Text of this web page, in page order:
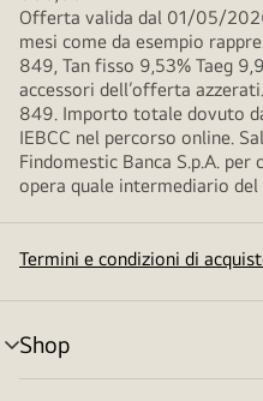
Offerta valida dal 01/05/
mesi come da esempio
849, Tan fisso 9,53% Taeg
accessori dell’offerta
849. Importo totale dovuto
IEBCC nel percorso online.
Findomestic Banca S.p.A. per
opera quale intermediario
Termini e condizioni di
Shop
Attivazione
menu